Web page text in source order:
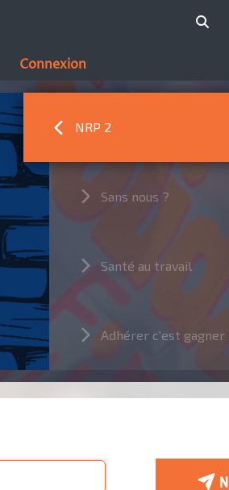
Connexion
NRP 2
Sans nous ?
Santé au travail
Adhérer c'est gagner